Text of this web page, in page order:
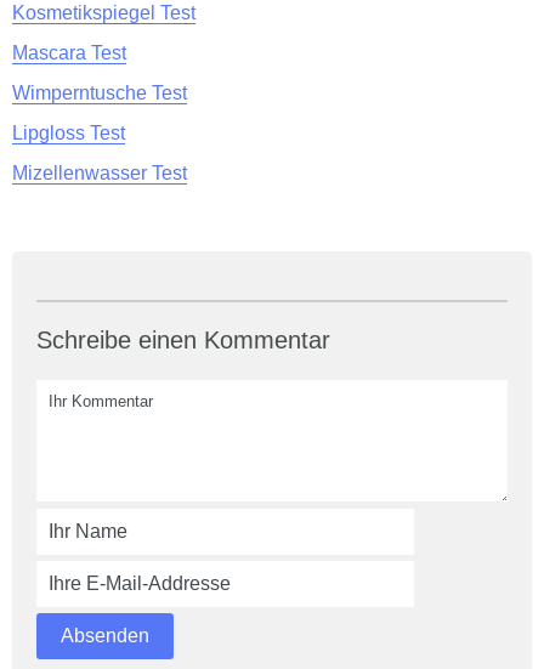
Kosmetikspiegel Test
Mascara Test
Wimperntusche Test
Lipgloss Test
Mizellenwasser Test
Schreibe einen Kommentar